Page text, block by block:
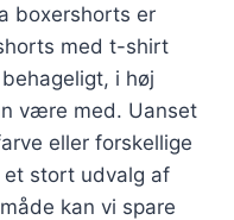
boxershorts er
i høj
være med. Uanset
eller forskellige
stort udvalg af
kan vi spare